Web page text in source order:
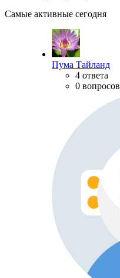
Самые активные сегодня
Пума Тайланд
4 ответа
0 вопросов